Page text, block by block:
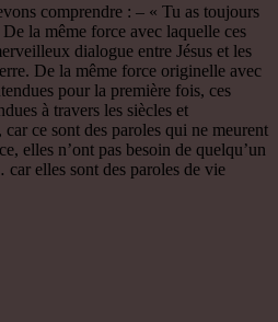
comprendre : – « Tu as toujours
la même force avec laquelle ces
dialogue entre Jésus et les
De la même force originelle avec
pour la première fois, ces
à travers les siècles et
ce sont des paroles qui ne meurent
elles n’ont pas besoin de quelqu’un
elles sont des paroles de vie